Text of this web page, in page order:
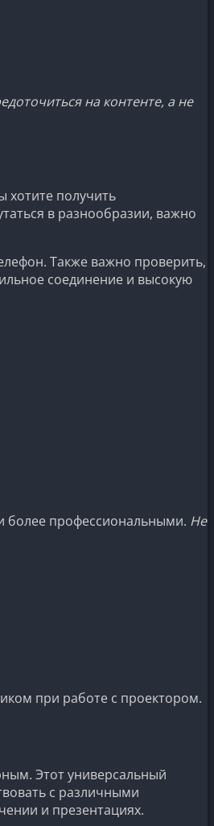
на контенте, а не
хотите получить
в разнообразии, важно
Также важно проверить,
соединение и высокую
более профессиональными. Не
при работе с проектором.
Этот универсальный
с различными
и презентациях.